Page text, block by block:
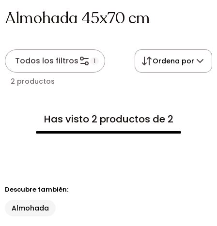
Almohada 45x70 cm
Todos los filtros 1 Ordena por
2 productos
Has visto 2 productos de 2
Descubre también:
Almohada